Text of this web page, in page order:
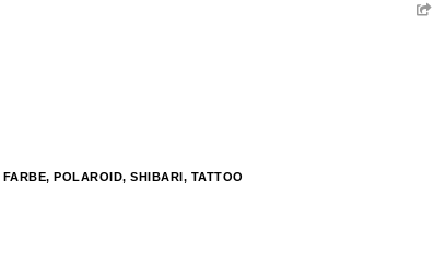
FARBE, POLAROID, SHIBARI , TATTOO